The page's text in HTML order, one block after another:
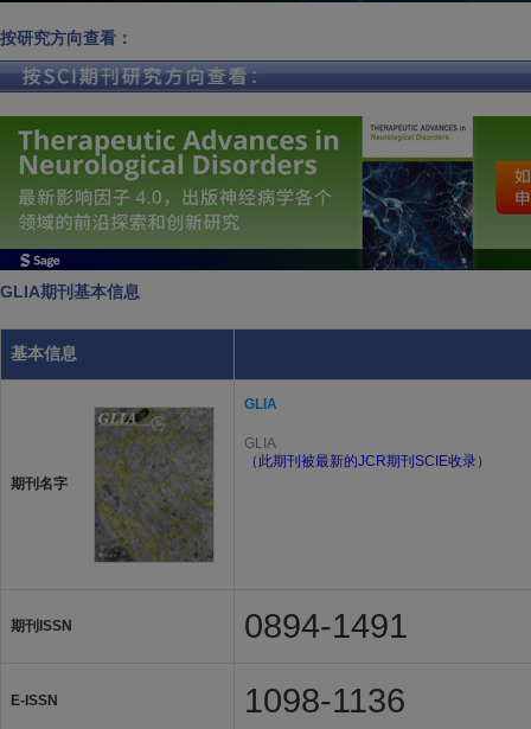
按研究方向查看：
GLIA期刊基本信息
基本信息
期刊名字
GLIA
GLIA
（此期刊被最新的JCR期刊SCIE收录）
期刊ISSN 0894-1491
E-ISSN 1098-1136